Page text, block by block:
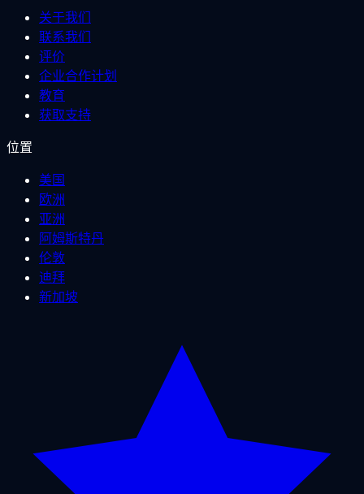
关于我们
联系我们
评价
企业合作计划
教育
获取支持
位置
美国
欧洲
亚洲
阿姆斯特丹
伦敦
迪拜
新加坡